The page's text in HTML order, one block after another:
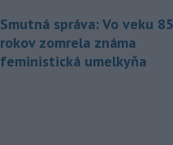
Smutná správa: Vo veku 85
rokov zomrela známa
feministická umelkyňa